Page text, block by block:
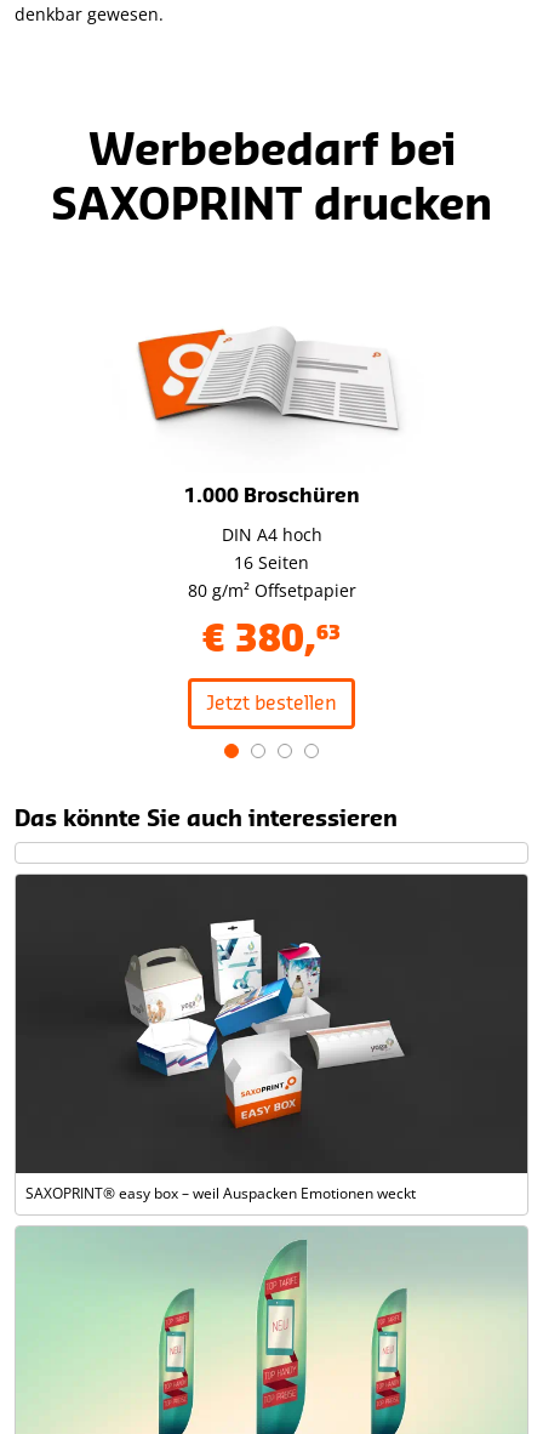
denkbar gewesen.
Werbebedarf bei
SAXOPRINT drucken
1.000 Broschüren
DIN A4 hoch
16 Seiten
80 g/m² Offsetpapier
€ 380,63
Jetzt bestellen
1
of
4
Das könnte Sie auch interessieren
SAXOPRINT® easy box – weil Auspacken Emotionen weckt